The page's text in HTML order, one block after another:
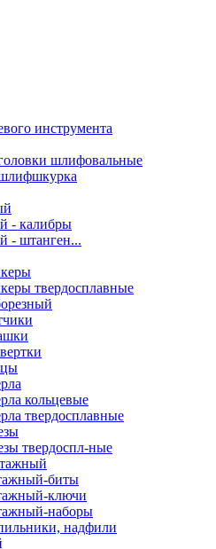
инструмента
шлифовальные
- калибры
- штанген...
твердосплавные
кольцевые
твердосплавные
твердоспл-ные
биты
ключи
наборы
надфили